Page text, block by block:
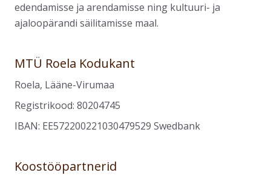
edendamisse ja arendamisse ning kultuuri- ja
ajaloopärandi säilitamisse maal.
MTÜ Roela Kodukant
Roela, Lääne-Virumaa
Registrikood: 80204745
IBAN: EE572200221030479529 Swedbank
Koostööpartnerid